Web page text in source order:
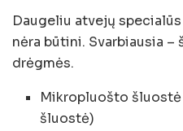
Daugeliu atvejų
nėra būtini. Svarbiausia –
drėgmės.
Mikropluošto
šluostė)